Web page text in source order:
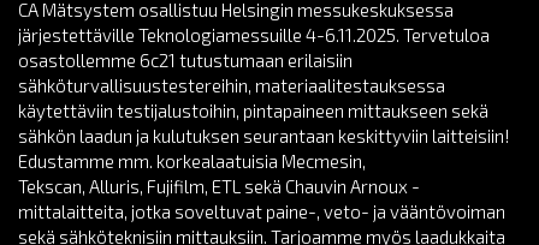
CA Mätsystem osallistuu Helsingin messukeskuksessa
järjestettäville Teknologiamessuille 4-6.11.2025. Tervetuloa
osastollemme 6c21 tutustumaan erilaisiin
sähköturvallisuustestereihin, materiaalitestauksessa
käytettäviin testijalustoihin, pintapaineen mittaukseen sekä
sähkön laadun ja kulutuksen seurantaan keskittyviin laitteisiin!
Edustamme mm. korkealaatuisia Mecmesin,
Tekscan, Alluris, Fujifilm, ETL sekä Chauvin Arnoux -
mittalaitteita, jotka soveltuvat paine-, veto- ja vääntövoiman
sekä sähköteknisiin mittauksiin. Tarjoamme myös laadukkaita